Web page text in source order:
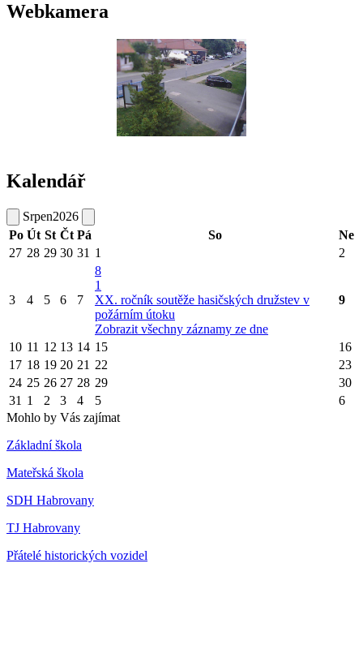
Webkamera
Kalendář
Srpen2026
Po Út St Čt Pá So
Ne
27 28 29 30 31 1 2
3 4 5 6 7
8
1
XX. ročník soutěže hasičských družstev v
požárním útoku
Zobrazit všechny záznamy ze dne
9
10 11 12 13 14 15
16
17 18 19 20 21 22
23
24 25 26 27 28 29
30
31 1 2 3 4 5
6
Mohlo by Vás zajímat
Základní škola
Mateřská škola
SDH Habrovany
TJ Habrovany
Přátelé historických vozidel